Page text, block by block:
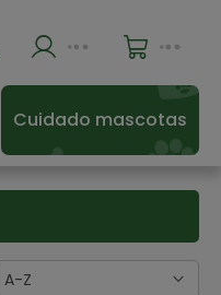
Cuidado mascotas
A-Z